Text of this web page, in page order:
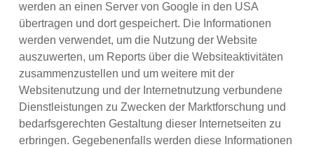
werden an einen Server von Google in den USA
übertragen und dort gespeichert. Die Informationen
werden verwendet, um die Nutzung der Website
auszuwerten, um Reports über die Websiteaktivitäten
zusammenzustellen und um weitere mit der
Websitenutzung und der Internetnutzung verbundene
Dienstleistungen zu Zwecken der Marktforschung und
bedarfsgerechten Gestaltung dieser Internetseiten zu
erbringen. Gegebenenfalls werden diese Informationen